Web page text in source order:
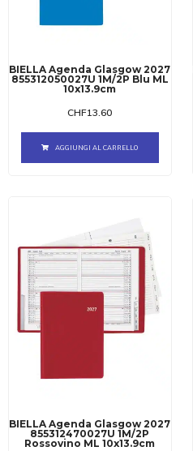
BIELLA Agenda Glasgow 2027
855312050027U 1M/2P Blu ML
10x13.9cm
CHF13.60
AGGIUNGI AL CARRELLO
BIELLA Agenda Glasgow 2027
855312470027U 1M/2P
Rossovino ML 10x13.9cm